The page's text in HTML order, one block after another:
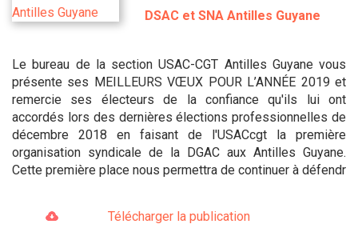
DSAC et SNA Antilles Guyane
Le bureau de la section USAC-CGT Antilles Guyane vous
présente ses MEILLEURS VŒUX POUR L’ANNÉE 2019 et
remercie ses électeurs de la confiance qu'ils lui ont
accordés lors des dernières élections professionnelles de
décembre 2018 en faisant de l'USACcgt la première
organisation syndicale de la DGAC aux Antilles Guyane.
Cette première place nous permettra de continuer à défendr
Télécharger la publication